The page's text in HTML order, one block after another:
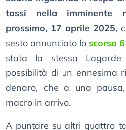
tassi nella imminente
prossimo, 17 aprile 2025,
sesto annunciato lo scorso
stata la stessa
possibilità di un ennesima
denaro, che a una
macro in arrivo.
A puntare su altri quattro